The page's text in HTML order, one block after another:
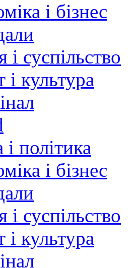
і бізнес
суспільство
і культура
політика
і бізнес
суспільство
і культура